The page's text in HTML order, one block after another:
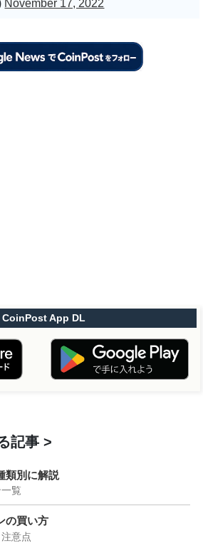
November 17, 2022
CoinPost App DL
記事
類別に解説
覧
の買い方
意点